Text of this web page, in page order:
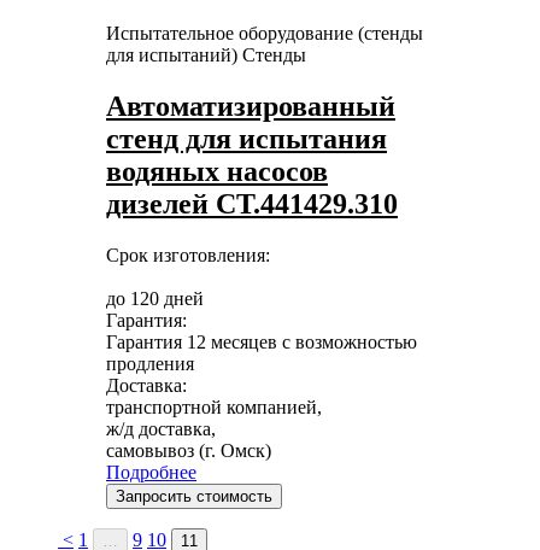
Испытательное оборудование (стенды
для испытаний) Стенды
Автоматизированный
стенд для испытания
водяных насосов
дизелей СТ.441429.310
Срок изготовления:
до 120 дней
Гарантия:
Гарантия 12 месяцев с возможностью
продления
Доставка:
транспортной компанией,
ж/д доставка,
самовывоз (г. Омск)
Подробнее
Запросить стоимость
< 1 9 10 11